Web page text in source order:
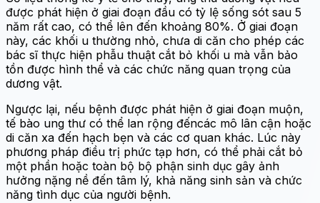
được phát hiện ở giai đoạn đầu có tỷ lệ sống sót sau 5
năm rất cao, có thể lên đến khoảng 80%. Ở giai đoạn
này, các khối u thường nhỏ, chưa di căn cho phép các
bác sĩ thực hiện phẫu thuật cắt bỏ khối u mà vẫn bảo
tồn được hình thể và các chức năng quan trọng của
dương vật.
Ngược lại, nếu bệnh được phát hiện ở giai đoạn muộn,
tế bào ung thư có thể lan rộng đếncác mô lân cận hoặc
di căn xa đến hạch bẹn và các cơ quan khác. Lúc này
phương pháp điều trị phức tạp hơn, có thể phải cắt bỏ
một phần hoặc toàn bộ bộ phận sinh dục gây ảnh
hưởng nặng nề đến tâm lý, khả năng sinh sản và chức
năng tình dục của người bệnh.